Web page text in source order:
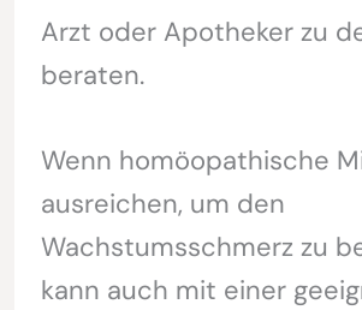
Arzt oder Apotheker zu
beraten.
Wenn homöopathische
ausreichen, um den
Wachstumsschmerz zu
kann auch mit einer